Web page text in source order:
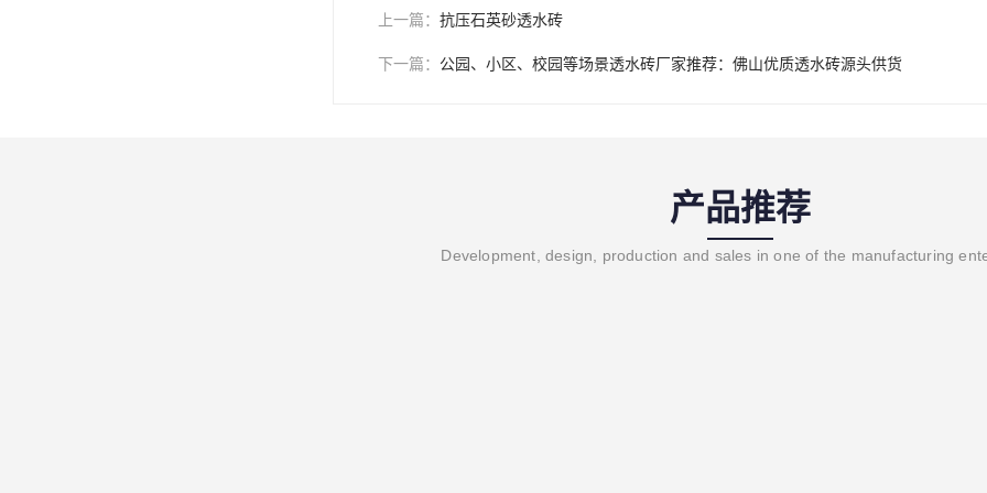
上一篇： 抗压石英砂透水砖
下一篇： 公园、小区、校园等场景透水砖厂家推荐：佛山优质透水砖源头供货
产品推荐
Development, design, production and sales in one of the manufacturing